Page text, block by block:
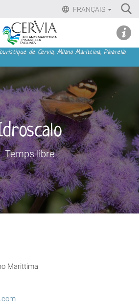
FRANÇAIS
Sito
turistico
ufficiale
Cervia,
Milano
Marittima,
Pinarella,
Tagliata
de Cervia, Milano Marittima, Pinarella
Temps libre
Marittima